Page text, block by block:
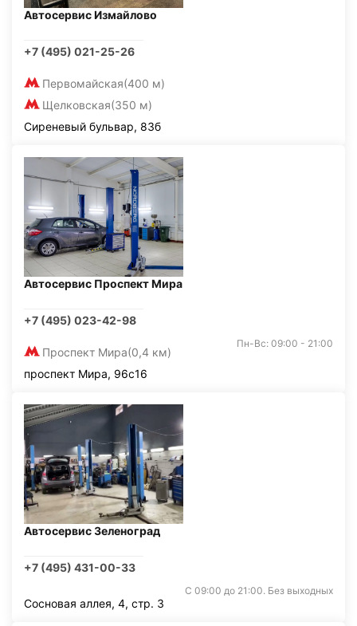
Автосервис Измайлово
+7 (495) 021-25-26
Первомайская(400 м)
Щелковская(350 м)
Сиреневый бульвар, 83б
Автосервис Проспект Мира
+7 (495) 023-42-98
Проспект Мира(0,4 км)
Пн-Вс: 09:00 - 21:00
проспект Мира, 96с16
Автосервис Зеленоград
+7 (495) 431-00-33
С 09:00 до 21:00. Без выходных
Сосновая аллея, 4, стр. 3